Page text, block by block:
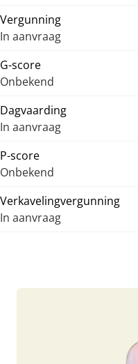
Vergunning
In aanvraag
G-score
Onbekend
Dagvaarding
In aanvraag
P-score
Onbekend
Verkavelingvergunning
In aanvraag